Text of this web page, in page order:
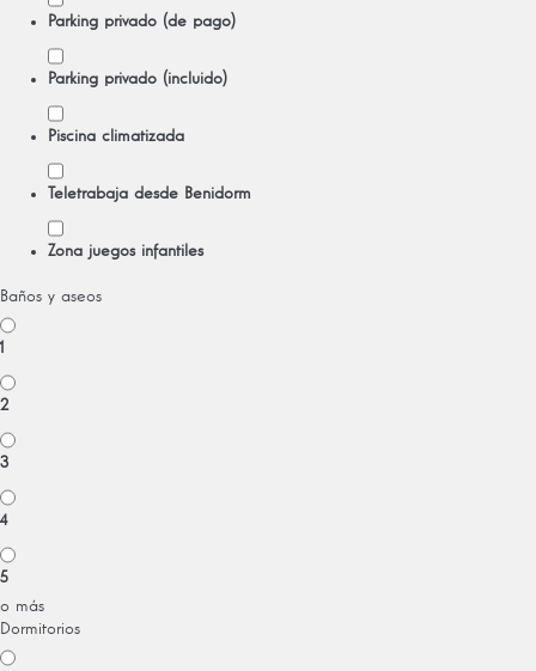
Parking privado (de pago)
Parking privado (incluido)
Piscina climatizada
Teletrabaja desde Benidorm
Zona juegos infantiles
Baños y aseos
1
2
3
4
5
o más
Dormitorios